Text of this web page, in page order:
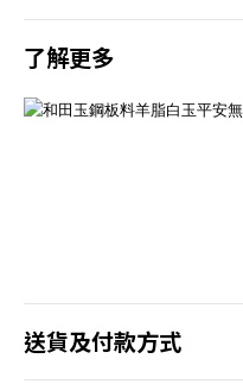
了解更多
送貨及付款方式